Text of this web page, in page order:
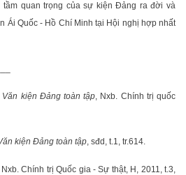
quan trọng của sự kiện Đảng ra đời và
Ái Quốc - Hồ Chí Minh tại Hội nghị hợp nhất
Văn kiện Đảng toàn tập, Nxb. Chính trị quốc
kiện Đảng toàn tập, sđd, t.1, tr.614.
Nxb. Chính trị Quốc gia - Sự thật, H, 2011, t.3,